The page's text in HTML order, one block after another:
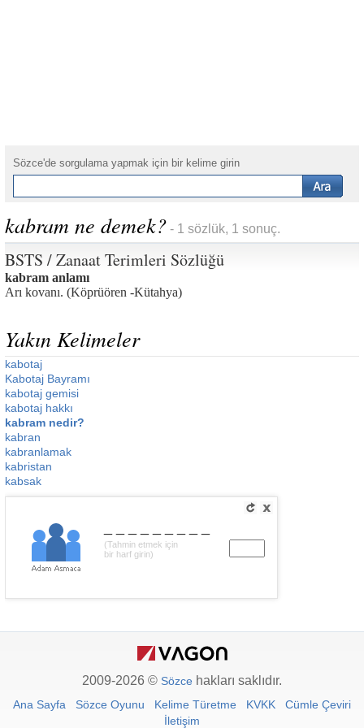
Sözce'de sorgulama yapmak için bir kelime girin
kabram ne demek? - 1 sözlük, 1 sonuç.
BSTS / Zanaat Terimleri Sözlüğü
kabram anlamı
Arı kovanı. (Köprüören -Kütahya)
Yakın Kelimeler
kabotaj
Kabotaj Bayramı
kabotaj gemisi
kabotaj hakkı
kabram nedir?
kabran
kabranlamak
kabristan
kabsak
(Tahmin etmek için
bir harf girin)
2009-2026 © Sözce hakları saklıdır.
Ana Sayfa Sözce Oyunu Kelime Türetme KVKK
Cümle Çeviri
İletişim